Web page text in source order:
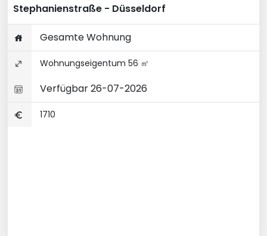
Stephanienstraße - Düsseldorf
Gesamte Wohnung
Wohnungseigentum 56 ㎡
Verfügbar 26-07-2026
1710